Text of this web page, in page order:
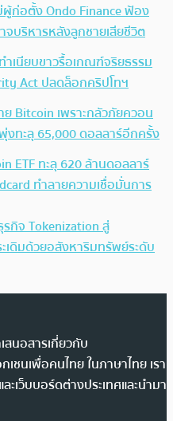
ก่อตั้ง Ondo Finance ฟ้อง
จบริหารหลังลูกชายเสียชีวิต
ำเนียบขาวรื้อเกณฑ์จริยธรรม
Act ปลดล็อกคริปโทฯ
ย Bitcoin เพราะกลัวภัยควอน
ทะลุ 65,000 ดอลลาร์อีกครั้ง
ETF ทะลุ 620 ล้านดอลลาร์
ทำลายความเชื่อมั่นการ
กิจ Tokenization สู่
เดิมด้วยอสังหาริมทรัพย์ระดับ
สนอสารเกี่ยวกับ
ชนเพื่อคนไทย ในภาษาไทย เรา
เว็บบอร์ดต่างประเทศและนำมา